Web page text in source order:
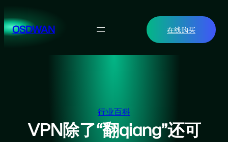
至
内OSDWAN 在线购买
行业百科
VPN除了“翻qiang”还可